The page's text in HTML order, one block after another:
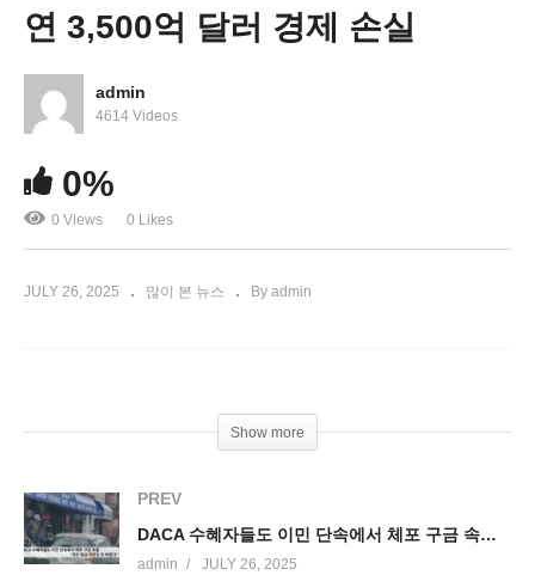
반기 큰 폭 하락’
연 3,500억 달러 경제 손실
admin
4614 Videos
0%
0 Views 0 Likes
JULY 26, 2025 많이 본 뉴스 By admin
Show more
PREV
DACA 수혜자들도 이민 단속에서 체포 구금 속출 ‘작은 법규 위반도 안 봐준다’
admin JULY 26, 2025